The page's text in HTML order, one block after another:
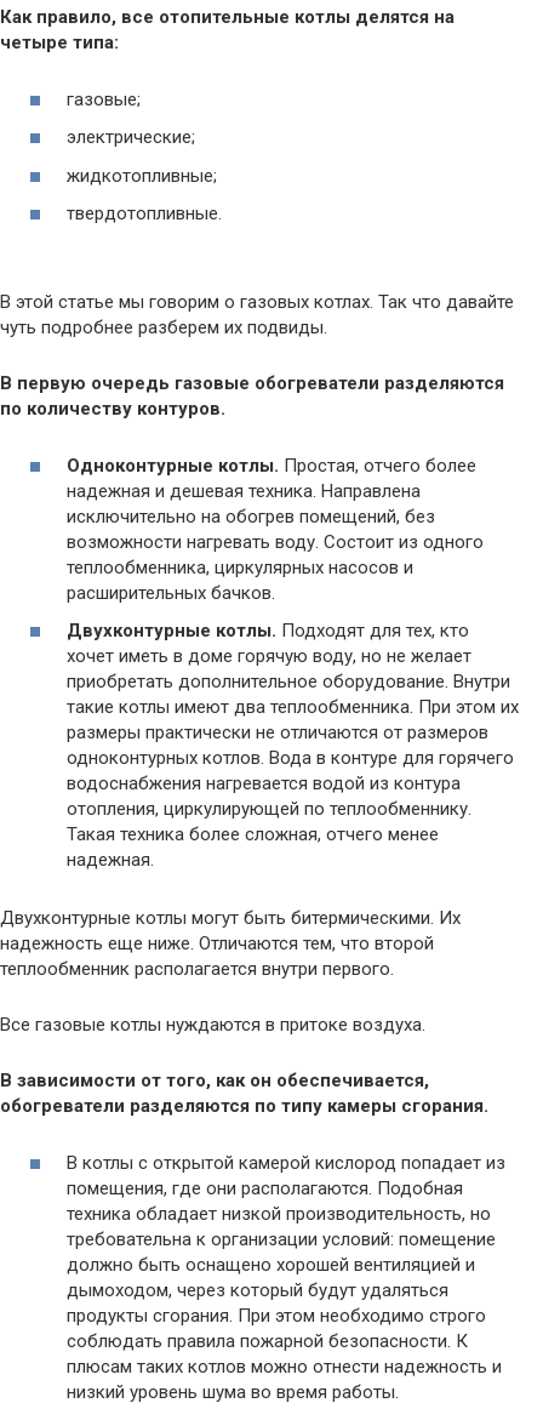
Как правило, все отопительные котлы делятся на
четыре типа:
газовые;
электрические;
жидкотопливные;
твердотопливные.
В этой статье мы говорим о газовых котлах. Так что давайте
чуть подробнее разберем их подвиды.
В первую очередь газовые обогреватели разделяются
по количеству контуров.
Одноконтурные котлы. Простая, отчего более
надежная и дешевая техника. Направлена
исключительно на обогрев помещений, без
возможности нагревать воду. Состоит из одного
теплообменника, циркулярных насосов и
расширительных бачков.
Двухконтурные котлы. Подходят для тех, кто
хочет иметь в доме горячую воду, но не желает
приобретать дополнительное оборудование. Внутри
такие котлы имеют два теплообменника. При этом их
размеры практически не отличаются от размеров
одноконтурных котлов. Вода в контуре для горячего
водоснабжения нагревается водой из контура
отопления, циркулирующей по теплообменнику.
Такая техника более сложная, отчего менее
надежная.
Двухконтурные котлы могут быть битермическими. Их
надежность еще ниже. Отличаются тем, что второй
теплообменник располагается внутри первого.
Все газовые котлы нуждаются в притоке воздуха.
В зависимости от того, как он обеспечивается,
обогреватели разделяются по типу камеры сгорания.
В котлы с открытой камерой кислород попадает из
помещения, где они располагаются. Подобная
техника обладает низкой производительность, но
требовательна к организации условий: помещение
должно быть оснащено хорошей вентиляцией и
дымоходом, через который будут удаляться
продукты сгорания. При этом необходимо строго
соблюдать правила пожарной безопасности. К
плюсам таких котлов можно отнести надежность и
низкий уровень шума во время работы.